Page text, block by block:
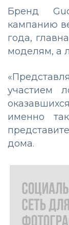
Бренд
кампанию
года,
моделям, а
участием
именно
дома.